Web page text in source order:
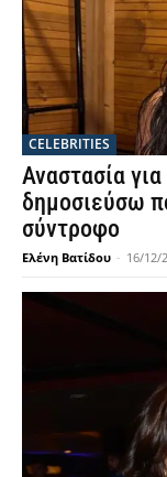
CELEBRITIES
Αναστασία
δημοσιεύσω
σύντροφο
Ελένη Βατίδου - 16/12/